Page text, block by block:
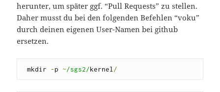
herunter, um später ggf. “Pull Requests” zu stellen.
Daher musst du bei den folgenden Befehlen “voku”
durch deinen eigenen User-Namen bei github
ersetzen.
mkdir -p ~/sgs2/kernel/